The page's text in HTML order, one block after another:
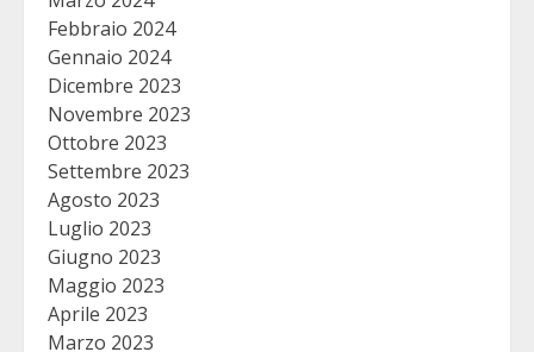
Febbraio 2024
Gennaio 2024
Dicembre 2023
Novembre 2023
Ottobre 2023
Settembre 2023
Agosto 2023
Luglio 2023
Giugno 2023
Maggio 2023
Aprile 2023
Marzo 2023